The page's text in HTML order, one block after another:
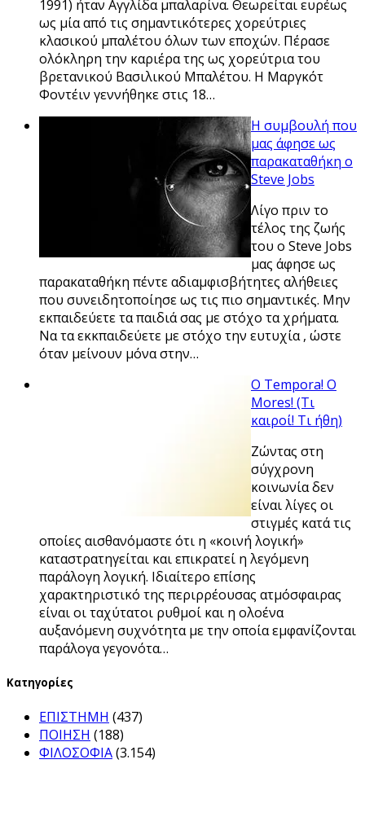
1991) ήταν Αγγλίδα μπαλαρίνα. Θεωρείται ευρέως
ως μία από τις σημαντικότερες χορεύτριες
κλασικού μπαλέτου όλων των εποχών. Πέρασε
ολόκληρη την καριέρα της ως χορεύτρια του
βρετανικού Βασιλικού Μπαλέτου. Η Μαργκότ
Φοντέιν γεννήθηκε στις 18…
Η συμβουλή που
μας άφησε ως
παρακαταθήκη ο
Steve Jobs
Λίγο πριν το
τέλος της ζωής
του ο Steve Jobs
μας άφησε ως
παρακαταθήκη πέντε αδιαμφισβήτητες αλήθειες
που συνειδητοποίησε ως τις πιο σημαντικές. Μην
εκπαιδεύετε τα παιδιά σας με στόχο τα χρήματα.
Να τα εκκπαιδεύετε με στόχο την ευτυχία , ώστε
όταν μείνουν μόνα στην…
O Tempora! O
Mores! (Τι
καιροί! Τι ήθη)
Ζώντας στη
σύγχρονη
κοινωνία δεν
είναι λίγες οι
στιγμές κατά τις
οποίες αισθανόμαστε ότι η «κοινή λογική»
καταστρατηγείται και επικρατεί η λεγόμενη
παράλογη λογική. Ιδιαίτερο επίσης
χαρακτηριστικό της περιρρέουσας ατμόσφαιρας
είναι οι ταχύτατοι ρυθμοί και η ολοένα
αυξανόμενη συχνότητα με την οποία εμφανίζονται
παράλογα γεγονότα…
Kατηγορίες
ΕΠΙΣΤΗΜΗ (437)
ΠΟΙΗΣΗ (188)
ΦΙΛΟΣΟΦΙΑ(3.154)